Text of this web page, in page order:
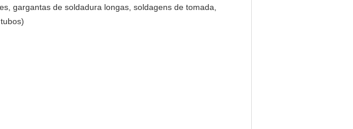
gargantas de soldadura longas, soldagens de tomada,